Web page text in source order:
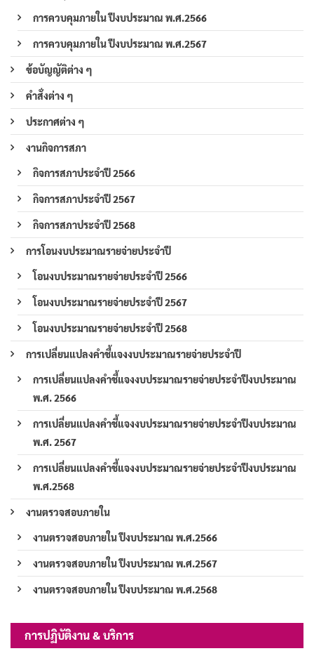
การควบคุมภายใน ปีงบประมาณ พ.ศ.2566
การควบคุมภายใน ปีงบประมาณ พ.ศ.2567
ข้อบัญญัติต่าง ๆ
คำสั่งต่าง ๆ
ประกาศต่าง ๆ
งานกิจการสภา
กิจการสภาประจำปี 2566
กิจการสภาประจำปี 2567
กิจการสภาประจำปี 2568
การโอนงบประมาณรายจ่ายประจำปี
โอนงบประมาณรายจ่ายประจำปี 2566
โอนงบประมาณรายจ่ายประจำปี 2567
โอนงบประมาณรายจ่ายประจำปี 2568
การเปลี่ยนแปลงคำชี้แจงงบประมาณรายจ่ายประจำปี
การเปลี่ยนแปลงคำชี้แจงงบประมาณรายจ่ายประจำปีงบประมาณ
พ.ศ. 2566
การเปลี่ยนแปลงคำชี้แจงงบประมาณรายจ่ายประจำปีงบประมาณ
พ.ศ. 2567
การเปลี่ยนแปลงคำชี้แจงงบประมาณรายจ่ายประจำปีงบประมาณ
พ.ศ.2568
งานตรวจสอบภายใน
งานตรวจสอบภายใน ปีงบประมาณ พ.ศ.2566
งานตรวจสอบภายใน ปีงบประมาณ พ.ศ.2567
งานตรวจสอบภายใน ปีงบประมาณ พ.ศ.2568
การปฏิบัติงาน & บริการ